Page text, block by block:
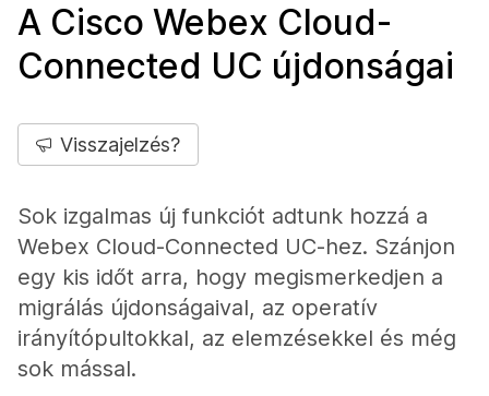
A Cisco Webex Cloud-
Connected UC újdonságai
Visszajelzés?
Sok izgalmas új funkciót adtunk hozzá a
Webex Cloud-Connected UC-hez. Szánjon
egy kis időt arra, hogy megismerkedjen a
migrálás újdonságaival, az operatív
irányítópultokkal, az elemzésekkel és még
sok mással.